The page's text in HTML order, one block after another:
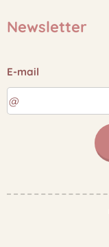
Newsletter
E-mail